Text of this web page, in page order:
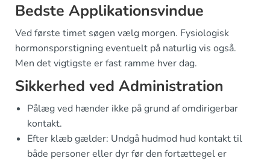
Bedste Applikationsvindue
Ved første timet søgen vælg morgen. Fysiologisk
hormonsporstigning eventuelt på naturlig vis også.
Men det vigtigste er fast ramme hver dag.
Sikkerhed ved Administration
Pålæg ved hænder ikke på grund af omdirigerbar
kontakt.
Efter klæb gælder: Undgå hudmod hud kontakt til
både personer eller dyr før den fortættegel er